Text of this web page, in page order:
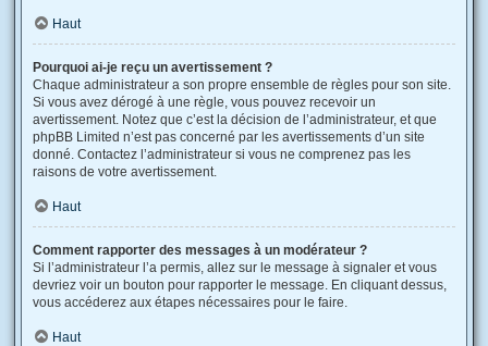
Haut
Pourquoi ai-je reçu un avertissement ?
Chaque administrateur a son propre ensemble de règles pour son site.
Si vous avez dérogé à une règle, vous pouvez recevoir un
avertissement. Notez que c’est la décision de l’administrateur, et que
phpBB Limited n’est pas concerné par les avertissements d’un site
donné. Contactez l’administrateur si vous ne comprenez pas les
raisons de votre avertissement.
Haut
Comment rapporter des messages à un modérateur ?
Si l’administrateur l’a permis, allez sur le message à signaler et vous
devriez voir un bouton pour rapporter le message. En cliquant dessus,
vous accéderez aux étapes nécessaires pour le faire.
Haut